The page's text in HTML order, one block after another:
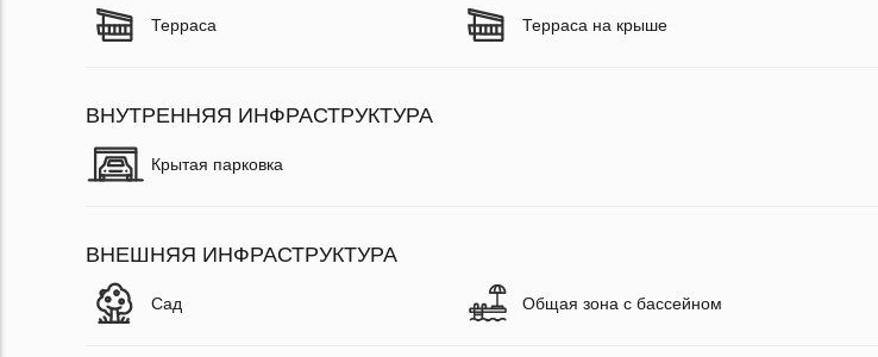
Терраса Терраса на крыше
ВНУТРЕННЯЯ ИНФРАСТРУКТУРА
Крытая парковка
ВНЕШНЯЯ ИНФРАСТРУКТУРА
Сад Общая зона с бассейном